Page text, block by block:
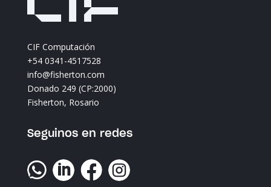
CIF Computación
+54 0341-4517528
info@fisherton.com
Donado 249 (CP:2000)
Fisherton, Rosario
Seguinos en redes
   